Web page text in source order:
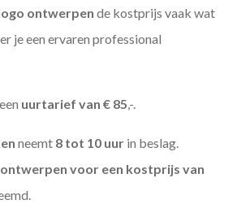
ontwerpen de kostprijs vaak wat
je een ervaren professional
uurtarief van € 85,-.
neemt 8 tot 10 uur in beslag.
voor een kostprijs van